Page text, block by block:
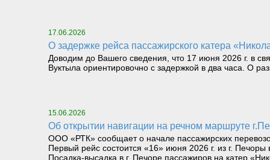
17.06.2026
О задержке рейса пассажирского катера
Доводим до Вашего сведения, что 17 июня 2026 г. в
Вуктыла ориентировочно с задержкой в два часа. О
15.06.2026
Об открытии навигации на речном маршруте
ООО «РТК» сообщает о начале пассажирских
Первый рейс состоится «16» июня 2026 г. из г. Печоры
Посадка-высадка в г. Печоре пассажиров на катер